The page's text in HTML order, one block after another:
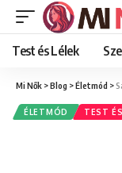
Test és Lélek
Mi Nők >Blog >Életmód >
ÉLETMÓD TEST